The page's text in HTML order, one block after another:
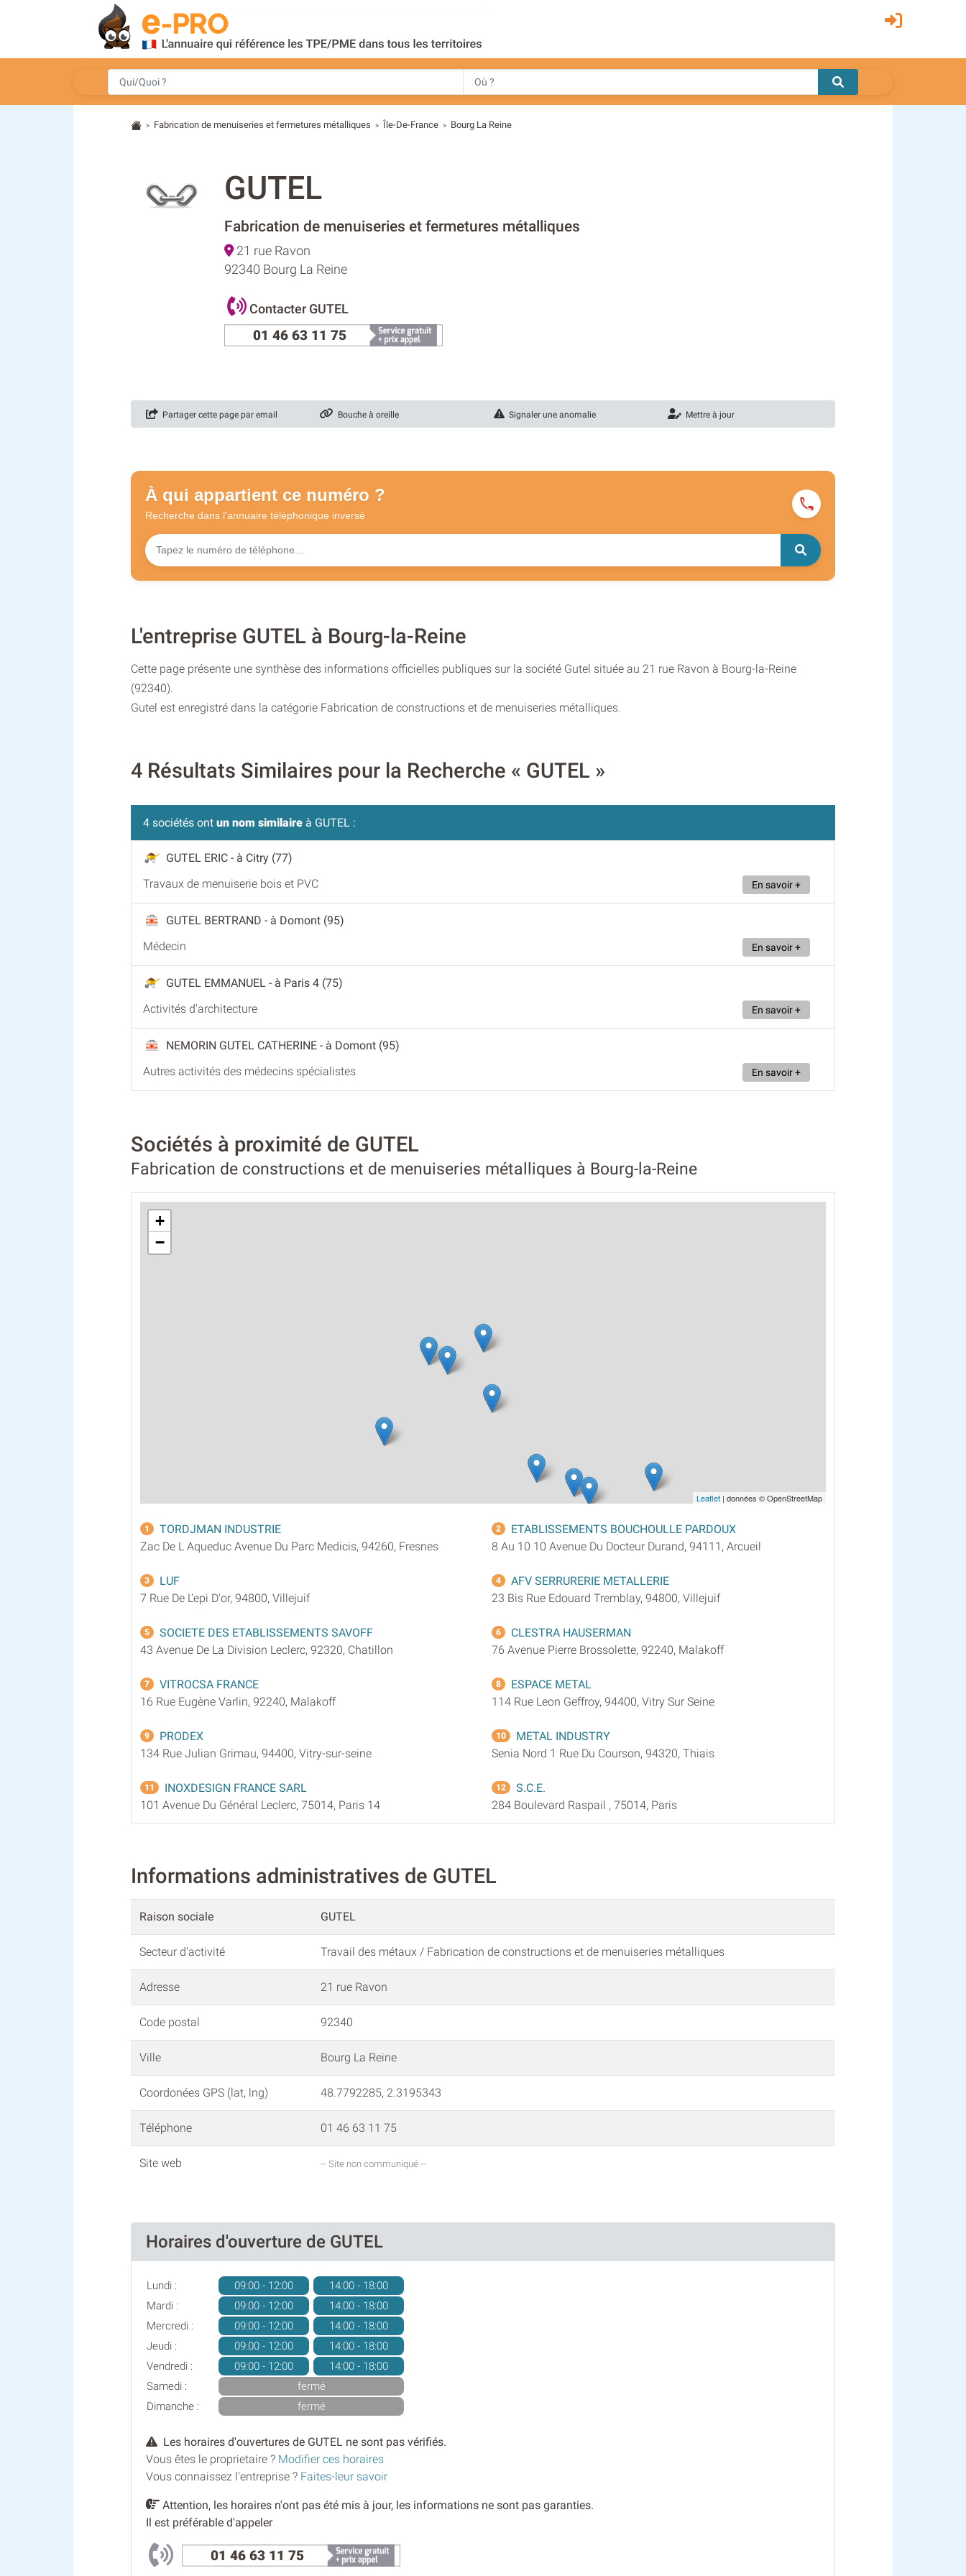
> Fabrication de menuiseries et fermetures métalliques > Île-De-France > Bourg La Reine
GUTEL
Fabrication de menuiseries et fermetures métalliques
21 rue Ravon
92340 Bourg La Reine
Contacter GUTEL
01 46 63 11 75
Partager cette page par email Bouche à oreille Signaler une anomalie Mettre à jour
À qui appartient ce numéro ?
Recherche dans l'annuaire téléphonique inversé
L'entreprise GUTEL à Bourg-la-Reine
Cette page présente une synthèse des informations officielles publiques sur la société Gutel située au 21 rue Ravon à Bourg-la-Reine
(92340).
Gutel est enregistré dans la catégorie Fabrication de constructions et de menuiseries métalliques.
4 Résultats Similaires pour la Recherche « GUTEL »
4 sociétés ont un nom similaire à GUTEL :
GUTEL ERIC - à Citry (77)
Travaux de menuiserie bois et PVC
En savoir +
GUTEL BERTRAND - à Domont (95)
Médecin
En savoir +
GUTEL EMMANUEL - à Paris 4 (75)
Activités d'architecture
En savoir +
NEMORIN GUTEL CATHERINE - à Domont (95)
Autres activités des médecins spécialistes
En savoir +
Sociétés à proximité de GUTEL
Fabrication de constructions et de menuiseries métalliques à Bourg-la-Reine
+
−
Leaflet | données © OpenStreetMap
1
TORDJMAN INDUSTRIE
Zac De L Aqueduc Avenue Du Parc Medicis, 94260, Fresnes
2
ETABLISSEMENTS BOUCHOULLE PARDOUX
8 Au 10 10 Avenue Du Docteur Durand, 94111, Arcueil
3
LUF
7 Rue De L'epi D'or, 94800, Villejuif
4
AFV SERRURERIE METALLERIE
23 Bis Rue Edouard Tremblay, 94800, Villejuif
5
SOCIETE DES ETABLISSEMENTS SAVOFF
43 Avenue De La Division Leclerc, 92320, Chatillon
6
CLESTRA HAUSERMAN
76 Avenue Pierre Brossolette, 92240, Malakoff
7
VITROCSA FRANCE
16 Rue Eugène Varlin, 92240, Malakoff
8
ESPACE METAL
114 Rue Leon Geffroy, 94400, Vitry Sur Seine
9
PRODEX
134 Rue Julian Grimau, 94400, Vitry-sur-seine
10
METAL INDUSTRY
Senia Nord 1 Rue Du Courson, 94320, Thiais
11
INOXDESIGN FRANCE SARL
101 Avenue Du Général Leclerc, 75014, Paris 14
12
S.C.E.
284 Boulevard Raspail , 75014, Paris
Informations administratives de GUTEL
Raison sociale GUTEL
Secteur d'activité Travail des métaux / Fabrication de constructions et de menuiseries métalliques
Adresse 21 rue Ravon
Code postal 92340
Ville Bourg La Reine
Coordonées GPS (lat, lng) 48.7792285, 2.3195343
Téléphone 01 46 63 11 75
Site web -- Site non communiqué --
Horaires d'ouverture de GUTEL
Lundi : 09:00 - 12:00
14:00 - 18:00
Mardi :
09:00 - 12:00
14:00 - 18:00
Mercredi :
09:00 - 12:00
14:00 - 18:00
Jeudi :
09:00 - 12:00
14:00 - 18:00
Vendredi :
09:00 - 12:00
14:00 - 18:00
Samedi :
fermé
Dimanche :
fermé
Les horaires d'ouvertures de GUTEL ne sont pas vérifiés.
Vous êtes le proprietaire ? Modifier ces horaires
Vous connaissez l'entreprise ? Faites-leur savoir
Attention, les horaires n'ont pas été mis à jour, les informations ne sont pas garanties.
Il est préférable d'appeler
01 46 63 11 75